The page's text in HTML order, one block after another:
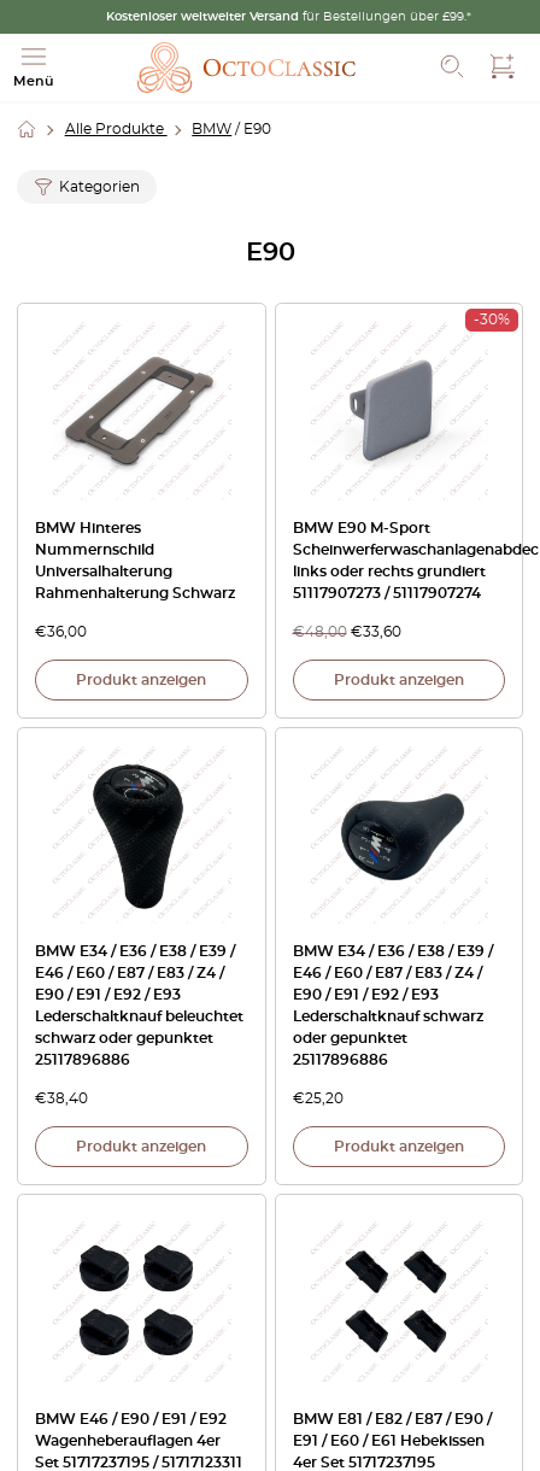
Kostenloser weltweiter Versand für Bestellungen über £99.*
Menü
Alle Produkte BMW / E90
Kategorien
E90
BMW Hinteres
Nummernschild
Universalhalterung
Rahmenhalterung Schwarz
€36,00
Produkt anzeigen
-30%
BMW E90 M-Sport
links oder rechts grundiert
51117907273 / 51117907274
€48,00 €33,60
Produkt anzeigen
BMW E34 / E36 / E38 / E39 /
E46 / E60 / E87 / E83 / Z4 /
E90 / E91 / E92 / E93
Lederschaltknauf beleuchtet
schwarz oder gepunktet
25117896886
€38,40
Produkt anzeigen
BMW E34 / E36 / E38 / E39 /
E46 / E60 / E87 / E83 / Z4 /
E90 / E91 / E92 / E93
Lederschaltknauf schwarz
oder gepunktet
25117896886
€25,20
Produkt anzeigen
BMW E46 / E90 / E91 / E92
Wagenheberauflagen 4er
Set 51717237195 / 51717123311
BMW E81 / E82 / E87 / E90 /
E91 / E60 / E61 Hebekissen
4er Set 51717237195